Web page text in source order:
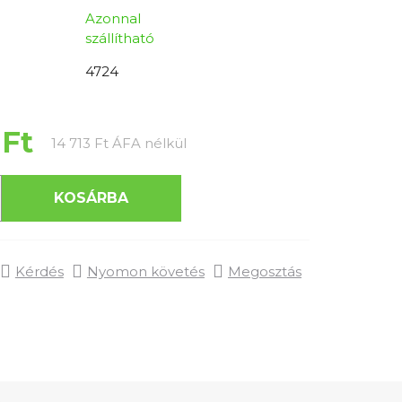
Azonnal
szállítható
4724
14 713 Ft ÁFA nélkülEgységár:
KOSÁRBA
Kérdés Nyomon követés Megosztás